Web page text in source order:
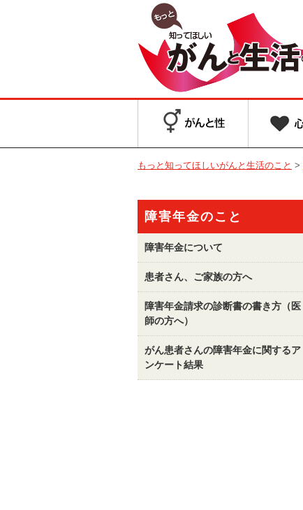
もっと知ってほしいがんと生活のこと >
障害年金のこと
障害年金について
患者さん、ご家族の方へ
障害年金請求の診断書の書き方（医
師の方へ）
がん患者さんの障害年金に関するア
ンケート結果